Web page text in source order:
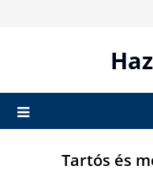
Tartós és